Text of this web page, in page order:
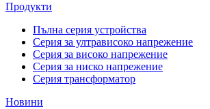
Продукти
Пълна серия устройства
Серия за ултрависоко напрежение
Серия за високо напрежение
Серия за ниско напрежение
Серия трансформатор
Новини